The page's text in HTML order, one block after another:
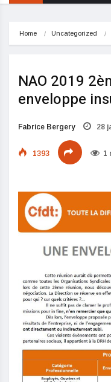
Home Uncategorized
NAO 2019
enveloppe
Fabrice Bergery 28
1393 1